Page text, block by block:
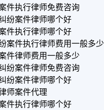
件执行律师免费咨询
纷案件律师哪个好
件执行律师哪个好
案件执行律师费用一般多少
件律师费用一般多少
纷案件律师免费咨询
纷案件律师哪个好
师案件代理
件执行律师哪个好